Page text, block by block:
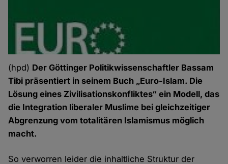
(hpd) Der Göttinger Politikwissenschaftler Bassam
Tibi präsentiert in seinem Buch „Euro-Islam. Die
Lösung eines Zivilisationskonfliktes“ ein Modell, das
die Integration liberaler Muslime bei gleichzeitiger
Abgrenzung vom totalitären Islamismus möglich
macht.
So verworren leider die inhaltliche Struktur der